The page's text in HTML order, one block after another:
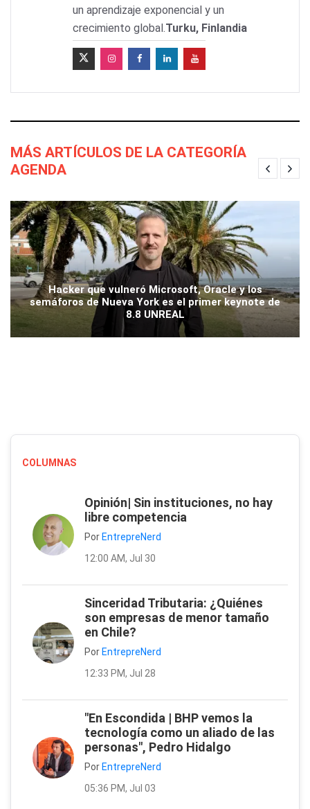
un aprendizaje exponencial y un
crecimiento global.Turku, Finlandia
MÁS ARTÍCULOS DE LA CATEGORÍA
AGENDA
Hacker que vulneró Microsoft, Oracle y los
semáforos de Nueva York es el primer keynote de
8.8 UNREAL
COLUMNAS
Opinión| Sin instituciones, no hay
libre competencia
Por EntrepreNerd
12:00 AM, Jul 30
Sinceridad Tributaria: ¿Quiénes
son empresas de menor tamaño
en Chile?
Por EntrepreNerd
12:33 PM, Jul 28
"En Escondida | BHP vemos la
tecnología como un aliado de las
personas", Pedro Hidalgo
Por EntrepreNerd
05:36 PM, Jul 03